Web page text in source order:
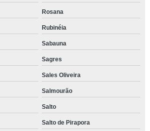
Rosana
Rubinéia
Sabauna
Sagres
Sales Oliveira
Salmourão
Salto
Salto de Pirapora